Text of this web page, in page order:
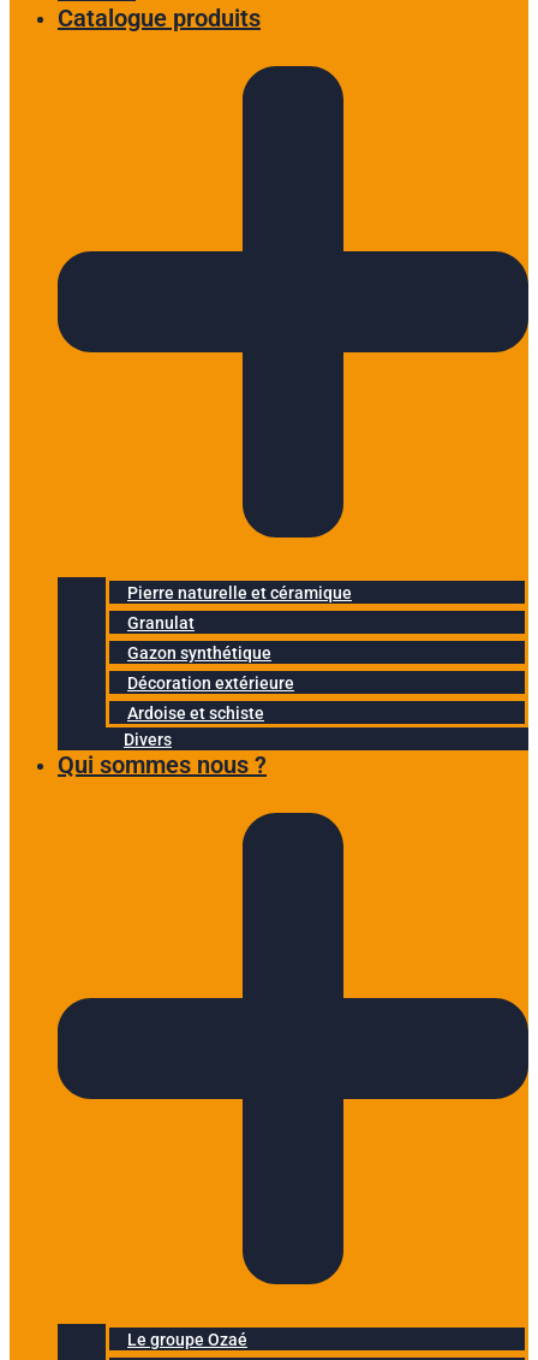
Catalogue produits
Pierre naturelle et céramique
Granulat
Gazon synthétique
Décoration extérieure
Ardoise et schiste
Divers
Qui sommes nous ?
Le groupe Ozaé